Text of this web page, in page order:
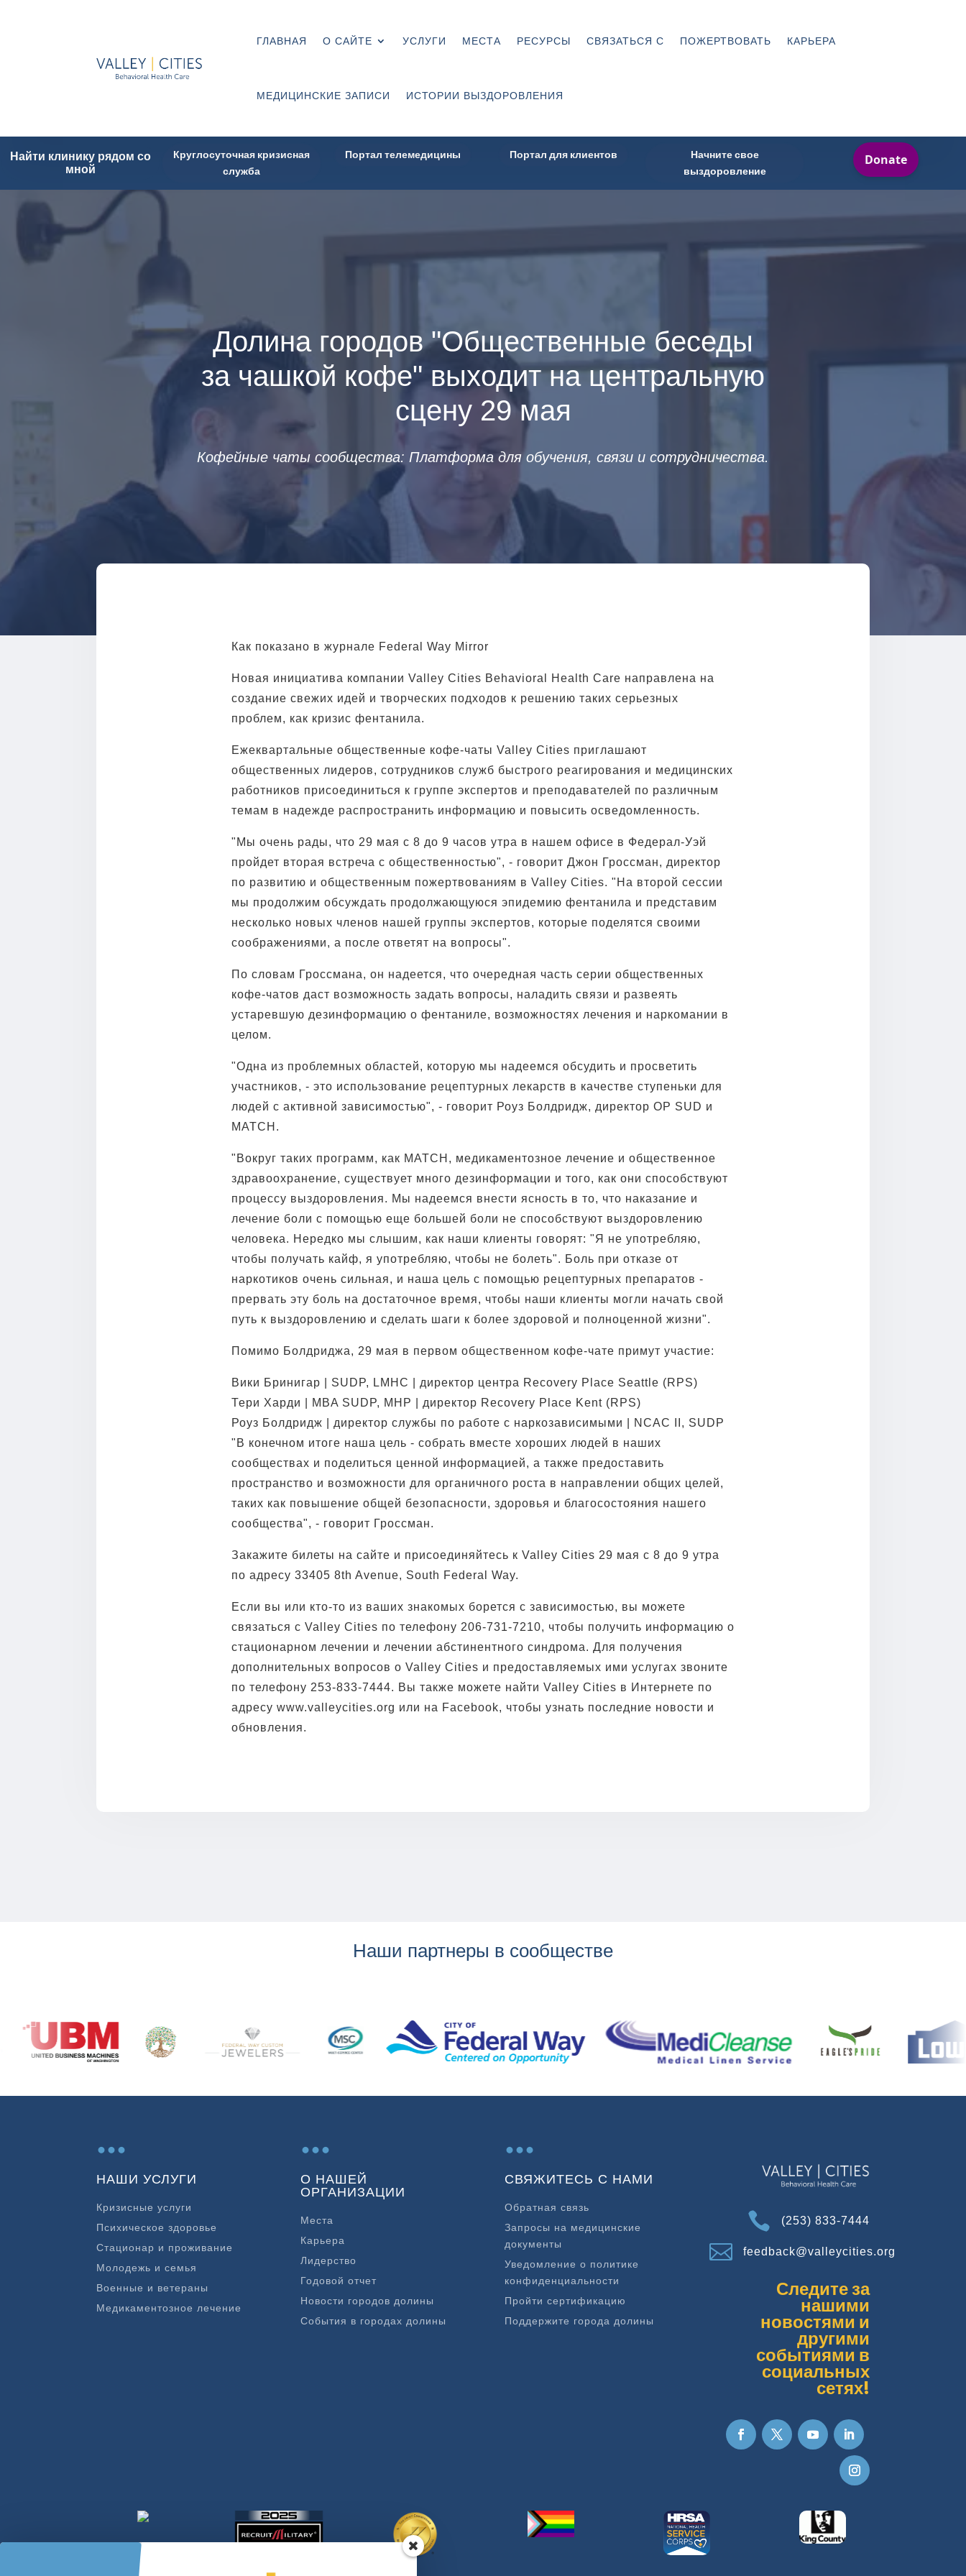
ГЛАВНАЯ О САЙТЕ УСЛУГИ МЕСТА РЕСУРСЫ СВЯЗАТЬСЯ С ПОЖЕРТВОВАТЬ КАРЬЕРА
МЕДИЦИНСКИЕ ЗАПИСИ ИСТОРИИ ВЫЗДОРОВЛЕНИЯ
Найти клинику рядом со
мной
Круглосуточная кризисная
служба
Портал телемедицины Портал для клиентов
Начните свое
выздоровление
Долина городов "Общественные беседы
за чашкой кофе" выходит на центральную
сцену 29 мая
Кофейные чаты сообщества: Платформа для обучения, связи и сотрудничества.
Как показано в журнале Federal Way Mirror
Новая инициатива компании Valley Cities Behavioral Health Care направлена на
создание свежих идей и творческих подходов к решению таких серьезных
проблем, как кризис фентанила.
Ежеквартальные общественные кофе-чаты Valley Cities приглашают
общественных лидеров, сотрудников служб быстрого реагирования и медицинских
работников присоединиться к группе экспертов и преподавателей по различным
темам в надежде распространить информацию и повысить осведомленность.
"Мы очень рады, что 29 мая с 8 до 9 часов утра в нашем офисе в Федерал-Уэй
пройдет вторая встреча с общественностью", - говорит Джон Гроссман, директор
по развитию и общественным пожертвованиям в Valley Cities. "На второй сессии
мы продолжим обсуждать продолжающуюся эпидемию фентанила и представим
несколько новых членов нашей группы экспертов, которые поделятся своими
соображениями, а после ответят на вопросы".
По словам Гроссмана, он надеется, что очередная часть серии общественных
кофе-чатов даст возможность задать вопросы, наладить связи и развеять
устаревшую дезинформацию о фентаниле, возможностях лечения и наркомании в
целом.
"Одна из проблемных областей, которую мы надеемся обсудить и просветить
участников, - это использование рецептурных лекарств в качестве ступеньки для
людей с активной зависимостью", - говорит Роуз Болдридж, директор OP SUD и
MATCH.
"Вокруг таких программ, как MATCH, медикаментозное лечение и общественное
здравоохранение, существует много дезинформации и того, как они способствуют
процессу выздоровления. Мы надеемся внести ясность в то, что наказание и
лечение боли с помощью еще большей боли не способствуют выздоровлению
человека. Нередко мы слышим, как наши клиенты говорят: "Я не употребляю,
чтобы получать кайф, я употребляю, чтобы не болеть". Боль при отказе от
наркотиков очень сильная, и наша цель с помощью рецептурных препаратов -
прервать эту боль на достаточное время, чтобы наши клиенты могли начать свой
путь к выздоровлению и сделать шаги к более здоровой и полноценной жизни".
Помимо Болдриджа, 29 мая в первом общественном кофе-чате примут участие:
Вики Бринигар | SUDP, LMHC | директор центра Recovery Place Seattle (RPS)
Тери Харди | MBA SUDP, MHP | директор Recovery Place Kent (RPS)
Роуз Болдридж | директор службы по работе с наркозависимыми | NCAC II, SUDP
"В конечном итоге наша цель - собрать вместе хороших людей в наших
сообществах и поделиться ценной информацией, а также предоставить
пространство и возможности для органичного роста в направлении общих целей,
таких как повышение общей безопасности, здоровья и благосостояния нашего
сообщества", - говорит Гроссман.
Закажите билеты на сайте и присоединяйтесь к Valley Cities 29 мая с 8 до 9 утра
по адресу 33405 8th Avenue, South Federal Way.
Если вы или кто-то из ваших знакомых борется с зависимостью, вы можете
связаться с Valley Cities по телефону 206-731-7210, чтобы получить информацию о
стационарном лечении и лечении абстинентного синдрома. Для получения
дополнительных вопросов о Valley Cities и предоставляемых ими услугах звоните
по телефону 253-833-7444. Вы также можете найти Valley Cities в Интернете по
адресу www.valleycities.org или на Facebook, чтобы узнать последние новости и
обновления.
Наши партнеры в сообществе
...
НАШИ УСЛУГИ
Кризисные услуги
Психическое здоровье
Стационар и проживание
Молодежь и семья
Военные и ветераны
Медикаментозное лечение
...
О НАШЕЙ
ОРГАНИЗАЦИИ
Места
Карьера
Лидерство
Годовой отчет
Новости городов долины
События в городах долины
...
СВЯЖИТЕСЬ С НАМИ
Обратная связь
Запросы на медицинские
документы
Уведомление о политике
конфиденциальности
Пройти сертификацию
Поддержите города долины
 (253) 833-7444
 feedback@valleycities.org
Следите за
нашими
новостями и
другими
событиями в
социальных
сетях!